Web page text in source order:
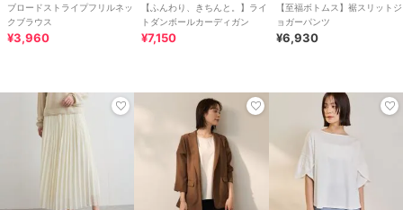
ブロードストライプフリルネッ
クブラウス
¥3,960
【ふんわり、きちんと。】ライ
トダンボールカーディガン
¥7,150
【至福ボトムス】裾スリットジ
ョガーパンツ
¥6,930